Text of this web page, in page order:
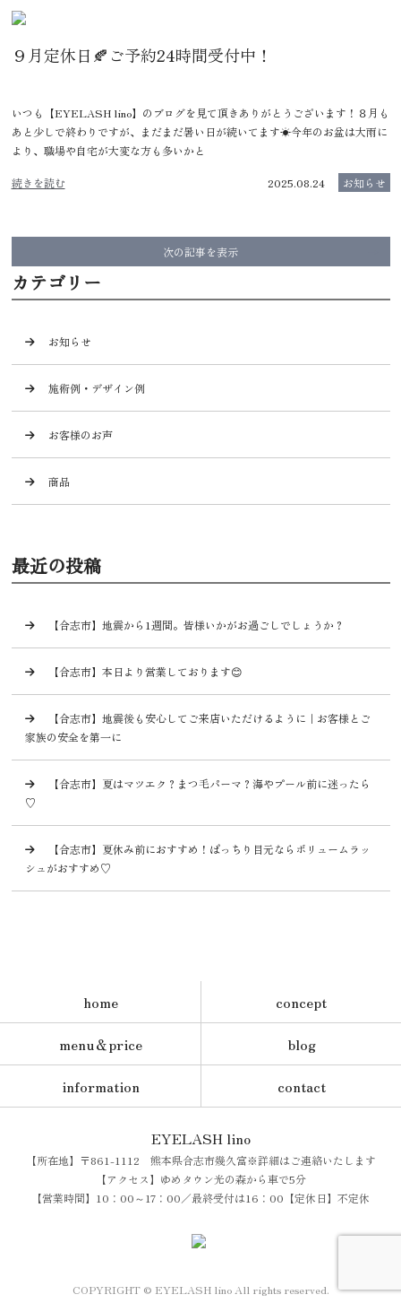
９月定休日🍂ご予約24時間受付中！
いつも【EYELASH lino】のブログを見て頂きありがとうございます！８月も
あと少しで終わりですが、まだまだ暑い日が続いてます☀今年のお盆は大雨に
より、職場や自宅が大変な方も多いかと
続きを読む 2025.08.24 お知らせ
次の記事を表示
カテゴリー
お知らせ
施術例・デザイン例
お客様のお声
商品
最近の投稿
【合志市】地震から1週間。皆様いかがお過ごしでしょうか？
【合志市】本日より営業しております😊
【合志市】地震後も安心してご来店いただけるように｜お客様とご
家族の安全を第一に
【合志市】夏はマツエク？まつ毛パーマ？海やプール前に迷ったら
♡
【合志市】夏休み前におすすめ！ぱっちり目元ならボリュームラッ
シュがおすすめ♡
home
concept
menu＆price
blog
information
contact
EYELASH lino
【所在地】〒861-1112 熊本県合志市幾久富※詳細はご連絡いたします
【アクセス】ゆめタウン光の森から車で5分
【営業時間】10：00～17：00／最終受付は16：00【定休日】不定休
COPYRIGHT © EYELASH lino All rights reserved.